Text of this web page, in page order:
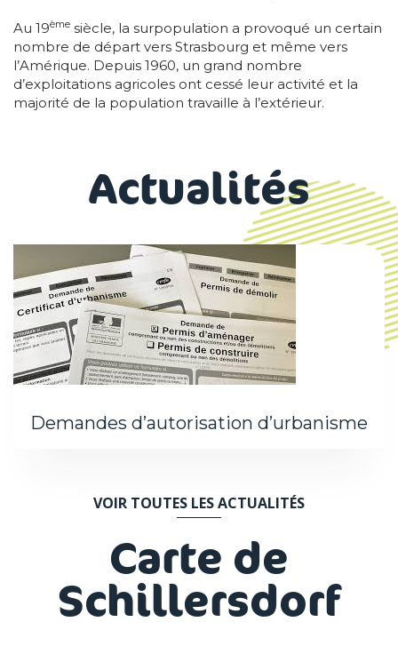
Au 19ème siècle, la surpopulation a provoqué un certain
nombre de départ vers Strasbourg et même vers
l’Amérique. Depuis 1960, un grand nombre
d’exploitations agricoles ont cessé leur activité et la
majorité de la population travaille à l’extérieur.
Actualités
Demandes d’autorisation d’urbanisme
VOIR TOUTES LES ACTUALITÉS
Carte de
Schillersdorf